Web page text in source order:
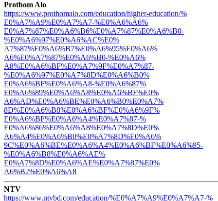
Prothom Alo
https://www.prothomalo.com/education/higher-education/%
E0%A7%A9%E0%A7%A7-%E0%A6%A6%
E0%A7%87%E0%A6%B6%E0%A7%87%E0%A6%B0-
%E0%A6%97%E0%A6%AC%E0%
A7%87%E0%A6%B7%E0%A6%95%E0%A6%
A6%E0%A7%87%E0%A6%B0-%E0%A6%
A8%E0%A6%BF%E0%A7%9F%E0%A7%87-
%E0%A6%97%E0%A7%8D%E0%A6%B0%
E0%A6%BF%E0%A6%A8-%E0%A6%87%
E0%A6%89%E0%A6%A8%E0%A6%BF%E0%
A6%AD%E0%A6%BE%E0%A6%B0%E0%A7%
8D%E0%A6%B8%E0%A6%BF%E0%A6%9F%
E0%A6%BF%E0%A6%A4%E0%A7%87-%
E0%A6%86%E0%A6%A8%E0%A7%8D%E0%
A6%A4%E0%A6%B0%E0%A7%8D%E0%A6%
9C%E0%A6%BE%E0%A6%A4%E0%A6%BF%E0%A6%95-
%E0%A6%B8%E0%A6%AE%
E0%A7%8D%E0%A6%AE%E0%A7%87%E0%
A6%B2%E0%A6%A8
NTV
https://www.ntvbd.com/education/%E0%A7%A9%E0%A7%A7-%